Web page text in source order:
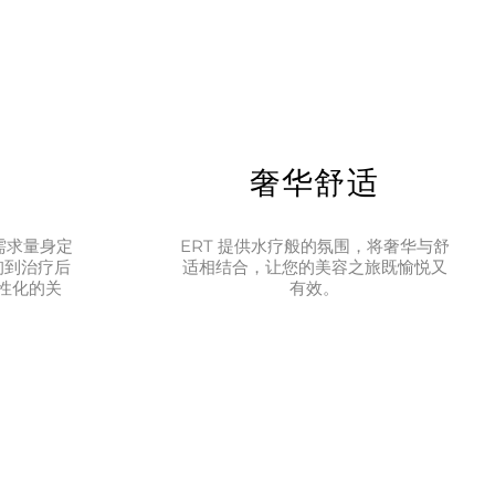
求量身定
治疗后
化的关
奢华舒适
ERT 提供水疗般的氛围，将奢华与舒
适相结合，让您的美容之旅既愉悦又
有效。